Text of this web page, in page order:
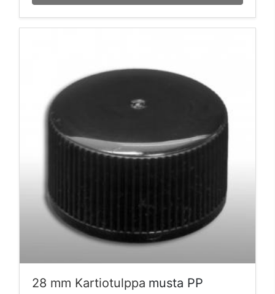
28 mm Kartiotulppa musta PP